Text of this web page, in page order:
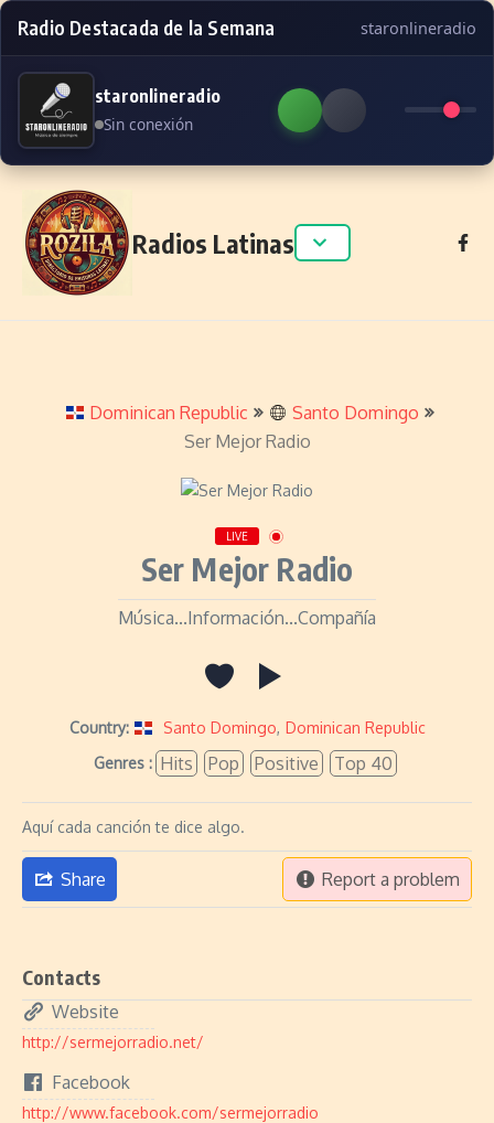
Radio Destacada de la Semana staronlineradio
staronlineradio
Sin conexión
Skip to content
Radios Latinas
Dominican Republic
Santo Domingo
Ser Mejor Radio
LIVE
Ser Mejor Radio
Música...Información...Compañía
Country: Santo Domingo, Dominican Republic
Genres : Hits Pop Positive Top 40
Aquí cada canción te dice algo.
Share Report a problem
Contacts
Website
http://sermejorradio.net/
Facebook
http://www.facebook.com/sermejorradio